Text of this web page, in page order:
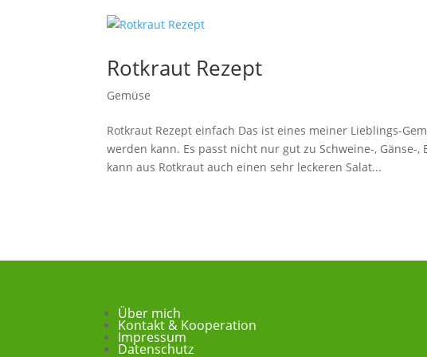
Rotkraut Rezept
Gemüse
Rotkraut Rezept einfach Das ist eines meiner Lieblings-
werden kann. Es passt nicht nur gut zu Schweine-,
kann aus Rotkraut auch einen sehr leckeren Salat...
Über mich
Kontakt & Kooperation
Impressum
Datenschutz